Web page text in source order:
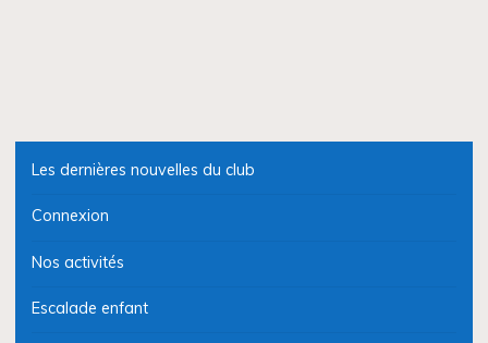
Les dernières nouvelles du club
Connexion
Nos activités
Escalade enfant